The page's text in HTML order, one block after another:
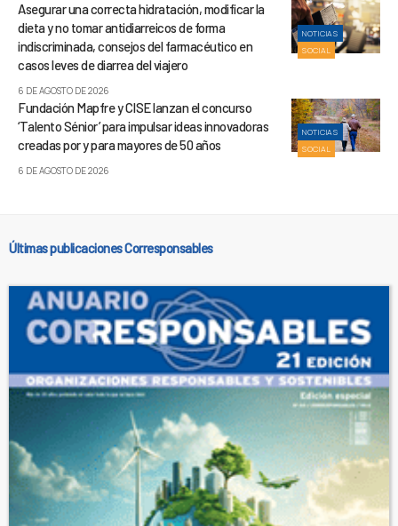
NOTICIAS
SOCIAL
Asegurar una correcta hidratación, modificar la
dieta y no tomar antidiarreicos de forma
indiscriminada, consejos del farmacéutico en
casos leves de diarrea del viajero
6 DE AGOSTO DE 2026
NOTICIAS
SOCIAL
Fundación Mapfre y CISE lanzan el concurso
‘Talento Sénior’ para impulsar ideas innovadoras
creadas por y para mayores de 50 años
6 DE AGOSTO DE 2026
Últimas publicaciones Corresponsables